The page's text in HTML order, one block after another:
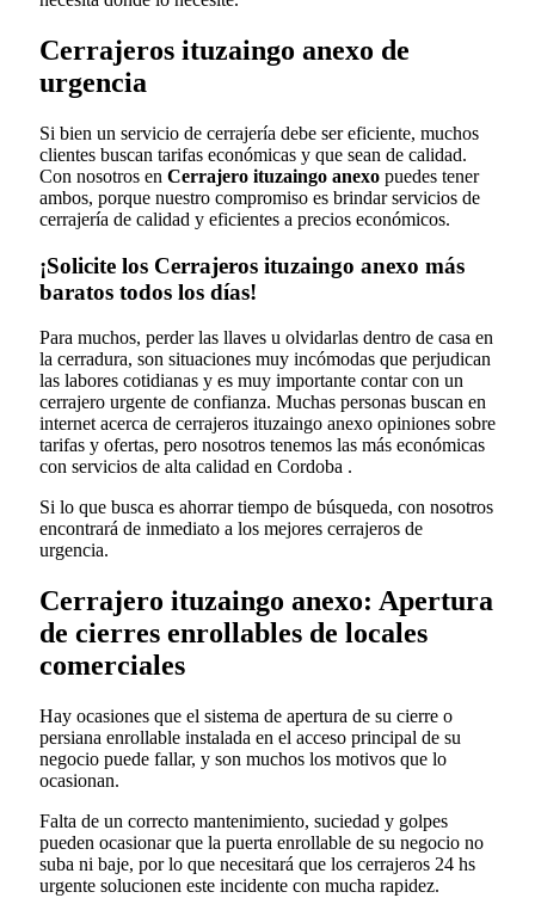
Cerrajeros ituzaingo anexo de
urgencia
Si bien un servicio de cerrajería debe ser eficiente, muchos
clientes buscan tarifas económicas y que sean de calidad.
Con nosotros en Cerrajero ituzaingo anexo puedes tener
ambos, porque nuestro compromiso es brindar servicios de
cerrajería de calidad y eficientes a precios económicos.
¡Solicite los Cerrajeros ituzaingo anexo más
baratos todos los días!
Para muchos, perder las llaves u olvidarlas dentro de casa en
la cerradura, son situaciones muy incómodas que perjudican
las labores cotidianas y es muy importante contar con un
cerrajero urgente de confianza. Muchas personas buscan en
internet acerca de cerrajeros ituzaingo anexo opiniones sobre
tarifas y ofertas, pero nosotros tenemos las más económicas
con servicios de alta calidad en Cordoba .
Si lo que busca es ahorrar tiempo de búsqueda, con nosotros
encontrará de inmediato a los mejores cerrajeros de
urgencia.
Cerrajero ituzaingo anexo: Apertura
de cierres enrollables de locales
comerciales
Hay ocasiones que el sistema de apertura de su cierre o
persiana enrollable instalada en el acceso principal de su
negocio puede fallar, y son muchos los motivos que lo
ocasionan.
Falta de un correcto mantenimiento, suciedad y golpes
pueden ocasionar que la puerta enrollable de su negocio no
suba ni baje, por lo que necesitará que los cerrajeros 24 hs
urgente solucionen este incidente con mucha rapidez.